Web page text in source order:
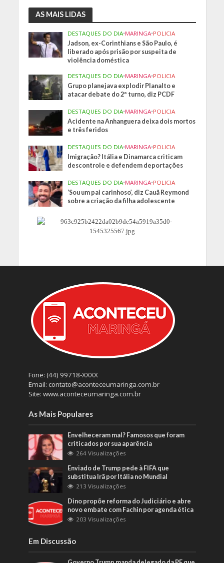
AS MAIS LIDAS
DESTAQUES DO DIA•MARINGA•POLICIA
Jadson, ex-Corinthians e São Paulo, é
liberado após prisão por suspeita de
violência doméstica
DESTAQUES DO DIA•MARINGA•POLICIA
Grupo planejava explodir Planalto e
atacar debate do 2º turno, diz PCDF
DESTAQUES DO DIA•MARINGA•POLICIA
Acidente na Anhanguera deixa dois mortos
e três feridos
DESTAQUES DO DIA•MARINGA•POLICIA
Imigração? Itália e Dinamarca criticam
descontrole e defendem deportações
DESTAQUES DO DIA•MARINGA•POLICIA
‘Sou um pai carinhoso’, diz Cauã Reymond
sobre a criação da filha adolescente
Fone: (44) 99718-XXXX
Email: contato@aconteceumaringa.com.br
Site: www.aconteceumaringa.com.br
As Mais Populares
Envelheceram mal? Famosos que foram
criticados por sua aparência
264 Visualizações
Enviado de Trump pede à FIFA que
substitua Irã por Itália no Mundial
213 Visualizações
Dino propõe reforma do Judiciário e abre
novo embate com Fachin por agenda ética
203 Visualizações
Em Discussão